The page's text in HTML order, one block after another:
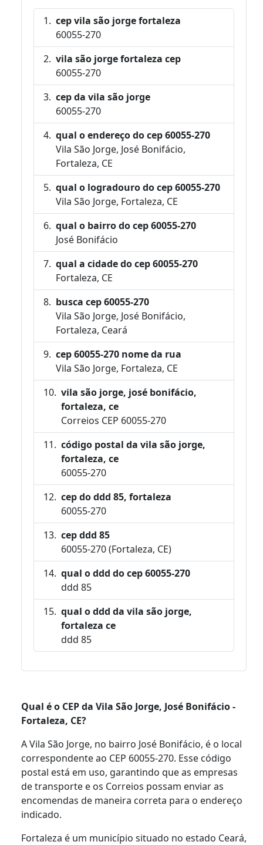
cep vila são jorge fortaleza
60055-270
vila são jorge fortaleza cep
60055-270
cep da vila são jorge
60055-270
qual o endereço do cep 60055-270
Vila São Jorge, José Bonifácio,
Fortaleza, CE
qual o logradouro do cep 60055-270
Vila São Jorge, Fortaleza, CE
qual o bairro do cep 60055-270
José Bonifácio
qual a cidade do cep 60055-270
Fortaleza, CE
busca cep 60055-270
Vila São Jorge, José Bonifácio,
Fortaleza, Ceará
cep 60055-270 nome da rua
Vila São Jorge, Fortaleza, CE
vila são jorge, josé bonifácio,
fortaleza, ce
Correios CEP 60055-270
código postal da vila são jorge,
fortaleza, ce
60055-270
cep do ddd 85, fortaleza
60055-270
cep ddd 85
60055-270 (Fortaleza, CE)
qual o ddd do cep 60055-270
ddd 85
qual o ddd da vila são jorge,
fortaleza ce
ddd 85
Qual é o CEP da Vila São Jorge, José Bonifácio -
Fortaleza, CE?
A Vila São Jorge, no bairro José Bonifácio, é o local
correspondente ao CEP 60055-270. Esse código
postal está em uso, garantindo que as empresas
de transporte e os Correios possam enviar as
encomendas de maneira correta para o endereço
indicado.
Fortaleza é um município situado no estado Ceará,